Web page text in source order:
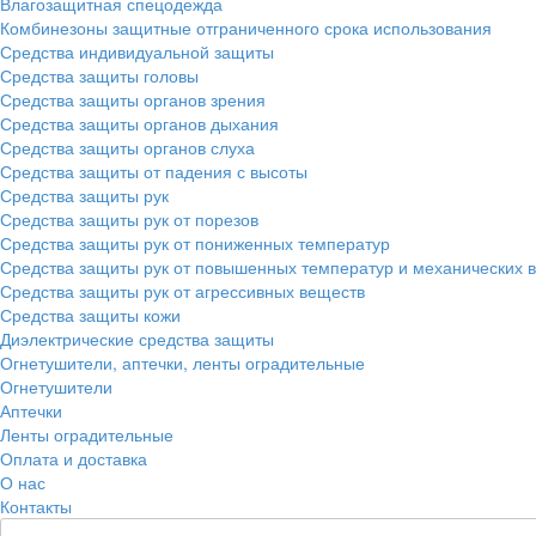
Комбинезоны защитные отграниченного срока использования
Средства индивидуальной защиты
Средства защиты головы
Средства защиты органов зрения
Средства защиты органов дыхания
Средства защиты органов слуха
Средства защиты от падения с высоты
Средства защиты рук
Средства защиты рук от порезов
Средства защиты рук от пониженных температур
Средства защиты рук от повышенных температур и механических
Средства защиты рук от агрессивных веществ
Средства защиты кожи
Диэлектрические средства защиты
Огнетушители, аптечки, ленты оградительные
Огнетушители
Аптечки
Ленты оградительные
Оплата и доставка
О нас
Контакты